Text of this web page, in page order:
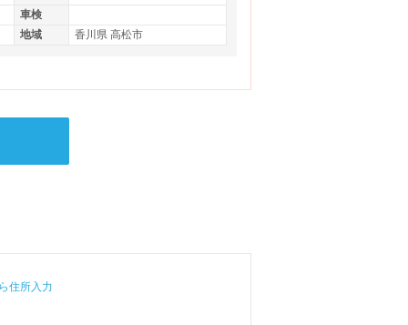
車検
地域
香川県 高松市
住所入力